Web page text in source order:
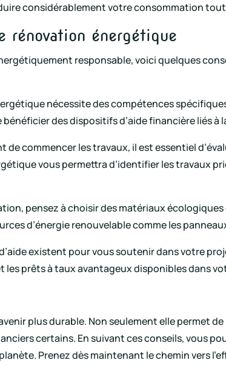
considérablement votre consommation
énergétique
responsable, voici quelques
nécessite des compétences
des dispositifs d’aide financière liés à
commencer les travaux, il est essentiel
vous permettra d’identifier les travaux
pensez à choisir des matériaux
d’énergie renouvelable comme les
existent pour vous soutenir dans votre
les prêts à taux avantageux disponibles dans
plus durable. Non seulement elle permet
certains. En suivant ces conseils, vous
Prenez dès maintenant le chemin vers